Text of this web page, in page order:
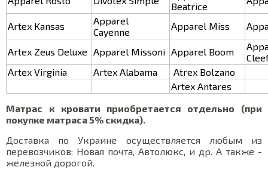
Beatrice
Artex Kansas
Apparel
Cayenne
Apparel Miss
Artex Zeus Deluxe Apparel Missoni Apparel Boom
Artex Virginia
Artex Alabama
Atrex Bolzano
Artex Antares
Матрас к кровати приобретается отдельно (при
покупке матраса 5% скидка).
Доставка по Украине осуществляется любым из
перевозчиков: Новая почта, Автолюкс, и др. А также -
железной дорогой.